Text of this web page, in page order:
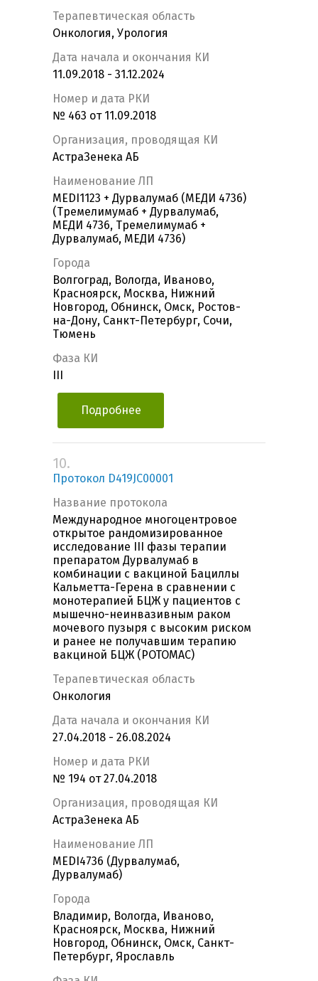
Терапевтическая область
Онкология, Урология
Дата начала и окончания КИ
11.09.2018 - 31.12.2024
Номер и дата РКИ
№ 463 от 11.09.2018
Организация, проводящая КИ
АстраЗенека АБ
Наименование ЛП
MEDI1123 + Дурвалумаб (МЕДИ 4736)
(Тремелимумаб + Дурвалумаб,
МЕДИ 4736, Тремелимумаб +
Дурвалумаб, МЕДИ 4736)
Города
Волгоград, Вологда, Иваново,
Красноярск, Москва, Нижний
Новгород, Обнинск, Омск, Ростов-
на-Дону, Санкт-Петербург, Сочи,
Тюмень
Фаза КИ
Подробнее
10.
Протокол D419JC00001
Название протокола
Международное многоцентровое
открытое рандомизированное
исследование III фазы терапии
препаратом Дурвалумаб в
комбинации с вакциной Бациллы
Кальметта-Герена в сравнении с
монотерапией БЦЖ у пациентов с
мышечно-неинвазивным раком
мочевого пузыря с высоким риском
и ранее не получавшим терапию
вакциной БЦЖ (POTOMAC)
Терапевтическая область
Онкология
Дата начала и окончания КИ
27.04.2018 - 26.08.2024
Номер и дата РКИ
№ 194 от 27.04.2018
Организация, проводящая КИ
АстраЗенека АБ
Наименование ЛП
MEDI4736 (Дурвалумаб,
Дурвалумаб)
Города
Владимир, Вологда, Иваново,
Красноярск, Москва, Нижний
Новгород, Обнинск, Омск, Санкт-
Петербург, Ярославль